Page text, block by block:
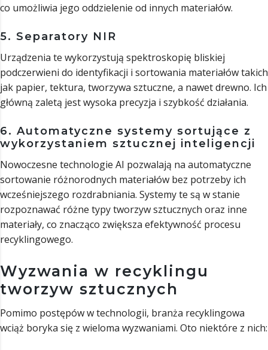
co umożliwia jego oddzielenie od innych materiałów.
5. Separatory NIR
Urządzenia te wykorzystują spektroskopię bliskiej
podczerwieni do identyfikacji i sortowania materiałów takich
jak papier, tektura, tworzywa sztuczne, a nawet drewno. Ich
główną zaletą jest wysoka precyzja i szybkość działania.
6. Automatyczne systemy sortujące z
wykorzystaniem sztucznej inteligencji
Nowoczesne technologie AI pozwalają na automatyczne
sortowanie różnorodnych materiałów bez potrzeby ich
wcześniejszego rozdrabniania. Systemy te są w stanie
rozpoznawać różne typy tworzyw sztucznych oraz inne
materiały, co znacząco zwiększa efektywność procesu
recyklingowego.
Wyzwania w recyklingu
tworzyw sztucznych
Pomimo postępów w technologii, branża recyklingowa
wciąż boryka się z wieloma wyzwaniami. Oto niektóre z nich: